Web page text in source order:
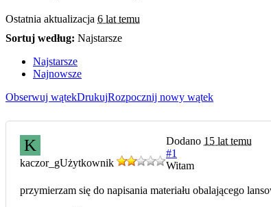
Ostatnia aktualizacja 6 lat temu
Sortuj według: Najstarsze
Najstarsze
Najnowsze
Obserwuj wątekDrukujRozpocznij nowy wątek
K
kaczor_gUżytkownik
Dodano 15 lat temu
#1
Witam
przymierzam się do napisania materiału obalającego